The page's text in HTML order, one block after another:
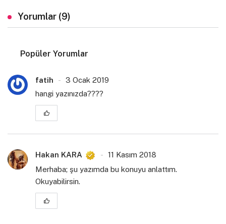
Yorumlar (9)
Popüler Yorumlar
fatih
3 Ocak 2019
hangi yazınızda????
Hakan KARA
11 Kasım 2018
Merhaba; şu yazımda bu konuyu anlattım.
Okuyabilirsin.